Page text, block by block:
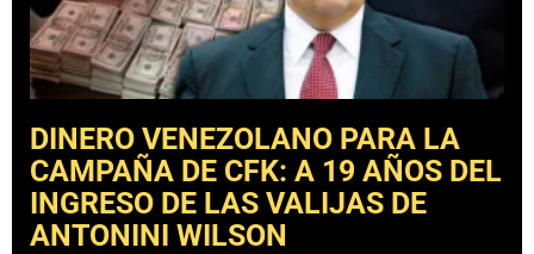
DINERO VENEZOLANO PARA LA
CAMPAÑA DE CFK: A 19 AÑOS DEL
INGRESO DE LAS VALIJAS DE
ANTONINI WILSON